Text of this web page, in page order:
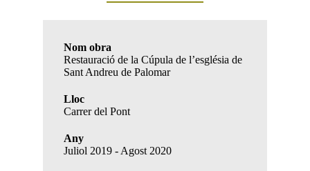
Nom obra
Restauració de la Cúpula de l’església de
Sant Andreu de Palomar
Lloc
Carrer del Pont
Any
Juliol 2019 - Agost 2020